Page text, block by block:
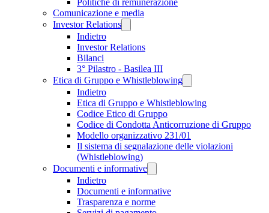
Politiche di remunerazione
Comunicazione e media
Investor Relations
Indietro
Investor Relations
Bilanci
3° Pilastro - Basilea III
Etica di Gruppo e Whistleblowing
Indietro
Etica di Gruppo e Whistleblowing
Codice Etico di Gruppo
Codice di Condotta Anticorruzione di Gruppo
Modello organizzativo 231/01
Il sistema di segnalazione delle violazioni
(Whistleblowing)
Documenti e informative
Indietro
Documenti e informative
Trasparenza e norme